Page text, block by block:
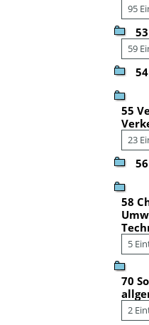
95
59
55
23
58
5
70
2